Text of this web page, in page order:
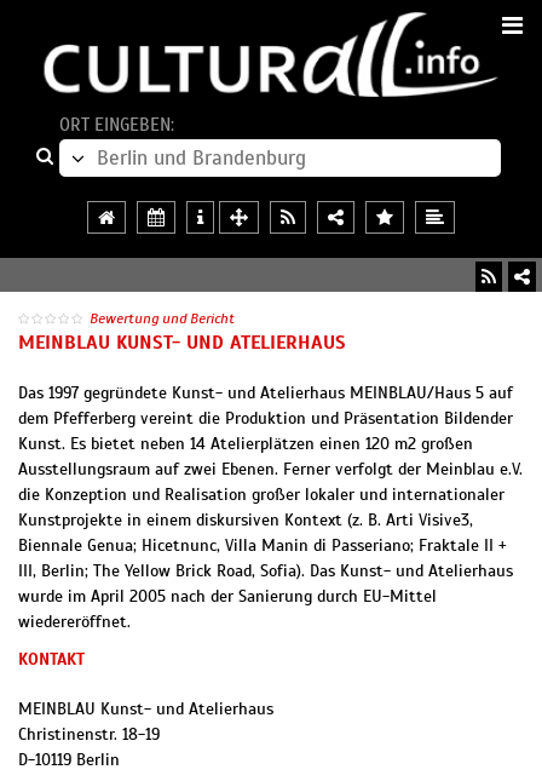
ORT EINGEBEN:
Bewertung und Bericht
MEINBLAU KUNST- UND ATELIERHAUS
Das 1997 gegründete Kunst- und Atelierhaus MEINBLAU/Haus 5 auf
dem Pfefferberg vereint die Produktion und Präsentation Bildender
Kunst. Es bietet neben 14 Atelierplätzen einen 120 m2 großen
Ausstellungsraum auf zwei Ebenen. Ferner verfolgt der Meinblau e.V.
die Konzeption und Realisation großer lokaler und internationaler
Kunstprojekte in einem diskursiven Kontext (z. B. Arti Visive3,
Biennale Genua; Hicetnunc, Villa Manin di Passeriano; Fraktale II +
III, Berlin; The Yellow Brick Road, Sofia). Das Kunst- und Atelierhaus
wurde im April 2005 nach der Sanierung durch EU-Mittel
wiedereröffnet.
KONTAKT
MEINBLAU Kunst- und Atelierhaus
Christinenstr. 18-19
D-10119 Berlin